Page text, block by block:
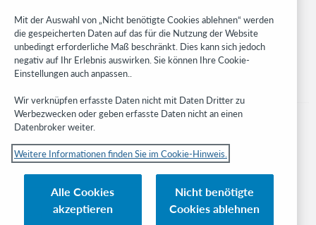
Get the latest product updates, research, events, and much more—
right to your inbox.
Subscribe now
© 2023 OCLC
OCLC, Inc. und verbundenen Unternehmen
Cookie-Hinweis Cookie list and settings Privacy policy
Mit der Auswahl von „Nicht benötigte Cookies ablehnen“ werden
die gespeicherten Daten auf das für die Nutzung der Website
unbedingt erforderliche Maß beschränkt. Dies kann sich jedoch
negativ auf Ihr Erlebnis auswirken. Sie können Ihre Cookie-
Einstellungen auch anpassen..
Wir verknüpfen erfasste Daten nicht mit Daten Dritter zu
Werbezwecken oder geben erfasste Daten nicht an einen
Datenbroker weiter.
Weitere Informationen finden Sie im Cookie-Hinweis.
Alle Cookies
akzeptieren
Nicht benötigte
Cookies ablehnen